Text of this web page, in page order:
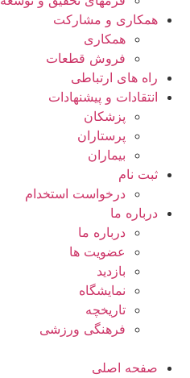
همکاری و مشارکت
همکاری
فروش قطعات
راه های ارتباطی
انتقادات و پيشنهادات
پزشكان
پرستاران
بيماران
ثبت نام
درخواست استخدام
درباره ما
درباره ما
عضویت ها
بازدید
نمایشگاه
تاريخچه
فرهنگی ورزشی
صفحه اصلی